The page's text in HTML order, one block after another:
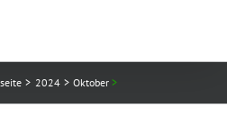
2024 Oktober